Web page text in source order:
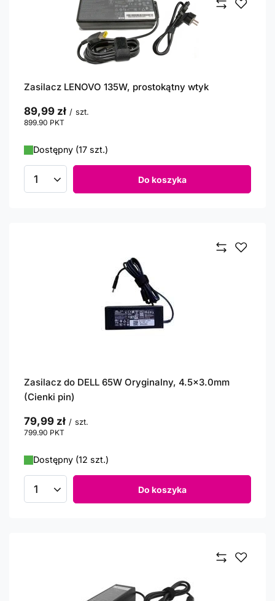
Zasilacz LENOVO 135W, prostokątny wtyk
89,99 zł / szt.
899.90 PKT
Dostępny (17 szt.)
Ilość produktów Do koszyka
Zasilacz do DELL 65W Oryginalny, 4.5x3.0mm
(Cienki pin)
79,99 zł / szt.
799.90 PKT
Dostępny (12 szt.)
Ilość produktów Do koszyka